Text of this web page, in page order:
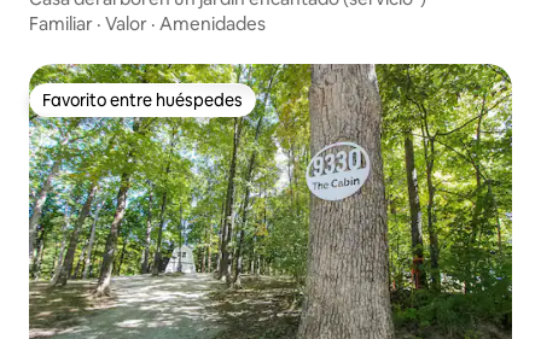
Familiar · Valor · Amenidades
Favorito entre huéspedes
Favorito entre huéspedes